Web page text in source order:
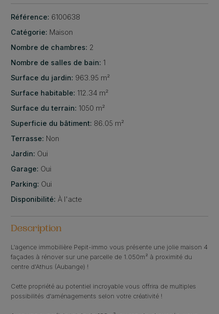
Référence: 6100638
Catégorie: Maison
Nombre de chambres: 2
Nombre de salles de bain: 1
Surface du jardin: 963.95 m²
Surface habitable: 112.34 m²
Surface du terrain: 1050 m²
Superficie du bâtiment: 86.05 m²
Terrasse: Non
Jardin: Oui
Garage: Oui
Parking: Oui
Disponibilité: À l'acte
Description
L'agence immobilière Pepit-immo vous présente une jolie maison 4
façades à rénover sur une parcelle de 1.050m² à proximité du
centre d'Athus (Aubange) !
Cette propriété au potentiel incroyable vous offrira de multiples
possibilités d'aménagements selon votre créativité !